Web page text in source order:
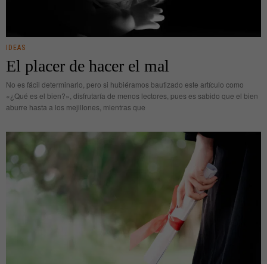
IDEAS
El placer de hacer el mal
No es fácil determinarlo, pero si hubiéramos bautizado este artículo como
«¿Qué es el bien?», disfrutaría de menos lectores, pues es sabido que el bien
aburre hasta a los mejillones, mientras que